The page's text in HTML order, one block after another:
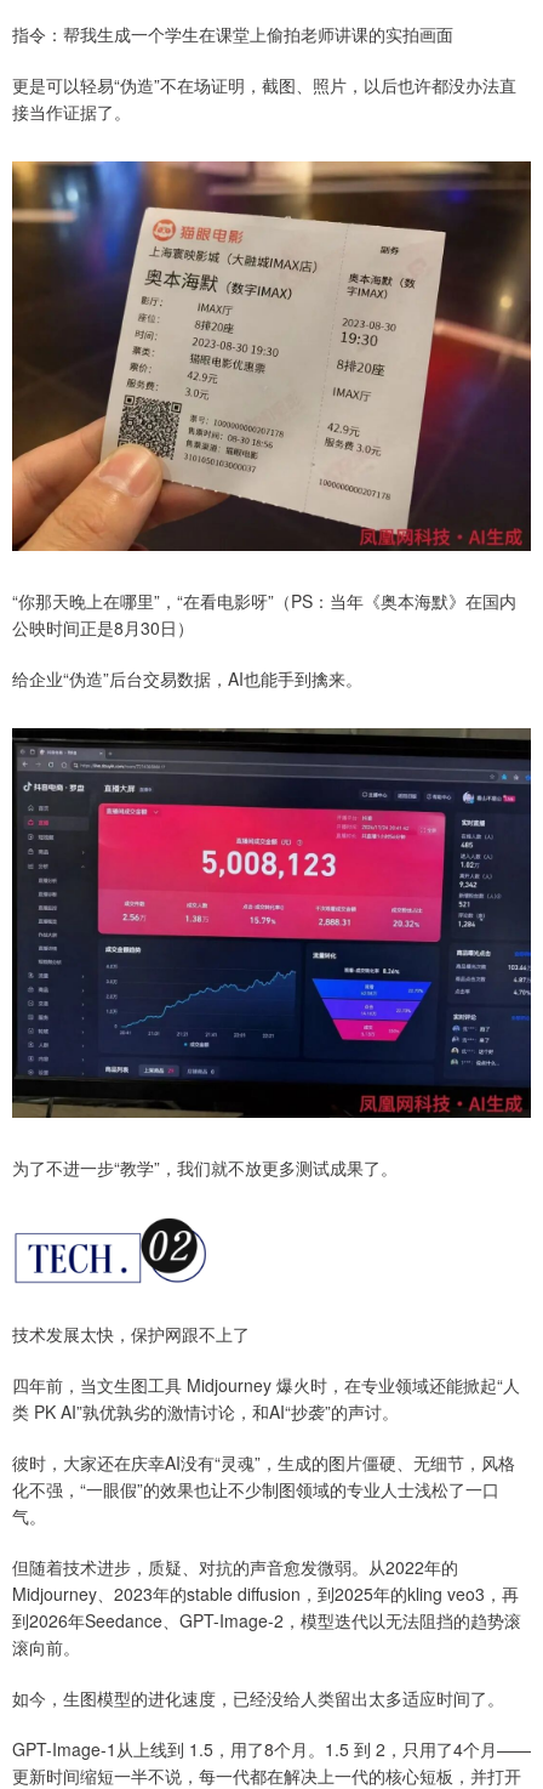
指令：帮我生成一个学生在课堂上偷拍老师讲课的实拍画面
更是可以轻易“伪造”不在场证明，截图、照片，以后也许都没办法直
接当作证据了。
“你那天晚上在哪里”，“在看电影呀”（PS：当年《奥本海默》在国内
公映时间正是8月30日）
给企业“伪造”后台交易数据，AI也能手到擒来。
为了不进一步“教学”，我们就不放更多测试成果了。
技术发展太快，保护网跟不上了
四年前，当文生图工具 Midjourney 爆火时，在专业领域还能掀起“人
类 PK AI”孰优孰劣的激情讨论，和AI“抄袭”的声讨。
彼时，大家还在庆幸AI没有“灵魂”，生成的图片僵硬、无细节，风格
化不强，“一眼假”的效果也让不少制图领域的专业人士浅松了一口
气。
但随着技术进步，质疑、对抗的声音愈发微弱。从2022年的
Midjourney、2023年的stable diffusion，到2025年的kling veo3，再
到2026年Seedance、GPT-Image-2，模型迭代以无法阻挡的趋势滚
滚向前。
如今，生图模型的进化速度，已经没给人类留出太多适应时间了。
GPT-Image-1从上线到 1.5，用了8个月。1.5 到 2，只用了4个月——
更新时间缩短一半不说，每一代都在解决上一代的核心短板，并打开